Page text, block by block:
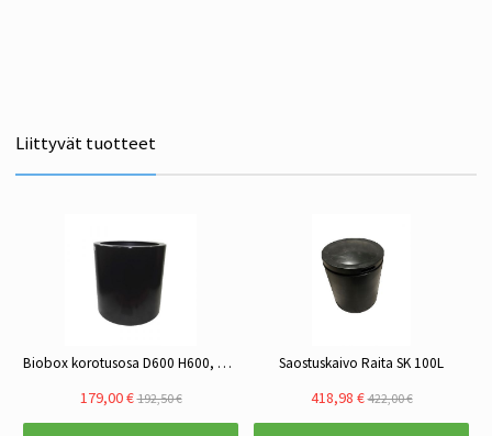
Liittyvät tuotteet
Biobox korotusosa D600 H600, BioBox M, XL, XL+ malleihin
179,00 € 192,50 €
Saostuskaivo Raita SK 100L
418,98 € 422,00 €